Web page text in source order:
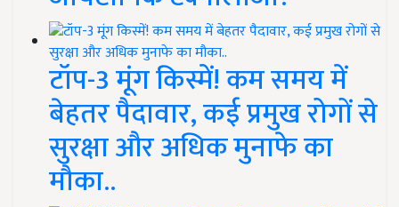
टॉप-3 मूंग किस्में! कम समय में
बेहतर पैदावार, कई प्रमुख रोगों से
सुरक्षा और अधिक मुनाफे का
मौका..